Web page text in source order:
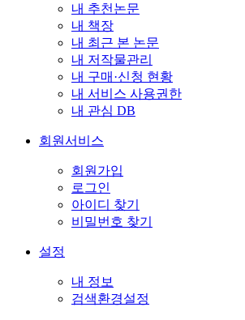
내 추천논문
내 책장
내 최근 본 논문
내 저작물관리
내 구매·신청 현황
내 서비스 사용권한
내 관심 DB
회원서비스
회원가입
로그인
아이디 찾기
비밀번호 찾기
설정
내 정보
검색환경설정